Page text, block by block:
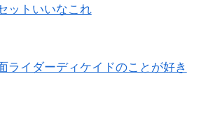
ットいいなこれ
ライダーディケイドのことが好き